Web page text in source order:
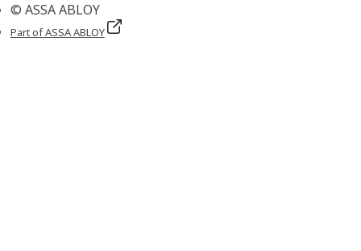
© ASSA ABLOY
Part of ASSA ABLOY